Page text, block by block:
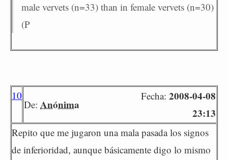
male vervets (n=33) than in female vervets (n=30)
(P
10
De: Anónima
Fecha: 2008-04-08
23:13
Repito que me jugaron una mala pasada los signos
de inferioridad, aunque básicamente digo lo mismo